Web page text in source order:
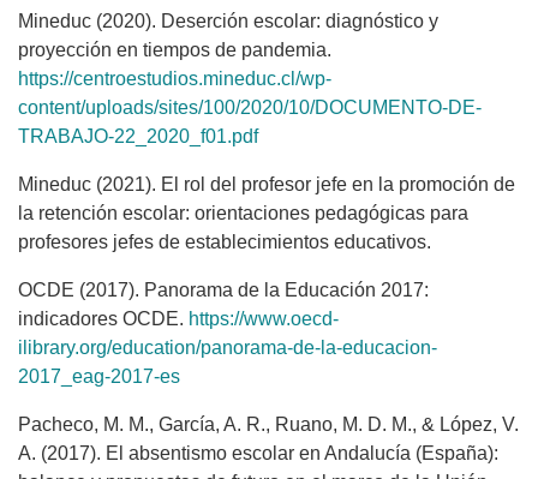
Mineduc (2020). Deserción escolar: diagnóstico y
proyección en tiempos de pandemia.
https://centroestudios.mineduc.cl/wp-
content/uploads/sites/100/2020/10/DOCUMENTO-DE-
TRABAJO-22_2020_f01.pdf
Mineduc (2021). El rol del profesor jefe en la promoción de
la retención escolar: orientaciones pedagógicas para
profesores jefes de establecimientos educativos.
OCDE (2017). Panorama de la Educación 2017:
indicadores OCDE. https://www.oecd-
ilibrary.org/education/panorama-de-la-educacion-
2017_eag-2017-es
Pacheco, M. M., García, A. R., Ruano, M. D. M., & López, V.
A. (2017). El absentismo escolar en Andalucía (España):